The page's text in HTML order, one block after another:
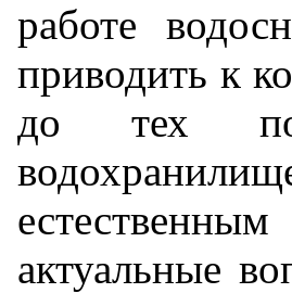
работе
приводить к
до тех
актуальные